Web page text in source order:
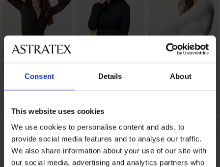
Consent Details About
This website uses cookies
We use cookies to personalise content and ads, to
provide social media features and to analyse our traffic.
We also share information about your use of our site with
our social media, advertising and analytics partners who
Боди Demi с
прозирни ръкави
Дамско боди Carol
24,99 €(48,88 лв.)
Дамско боди Karsyn
10,50 €(20,54 лв.)
ОПИСАНИЕ
ТРАНСПОРТ И ПЛАЩАНЕ